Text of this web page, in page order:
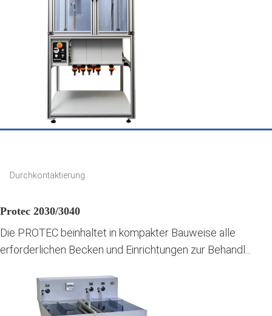
Protec 2030/3040
Durchkontaktierung
Die PROTEC beinhaltet in kompakter Bauweise alle
erforderlichen Becken und Einrichtungen zur Behandl...